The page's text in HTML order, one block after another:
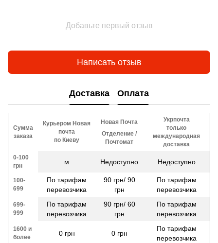
Добавьте первый отзыв
Написать отзыв
Доставка Оплата
Сумма
заказа
Курьером Новая
почта
по Киеву
Новая Почта
Отделение /
Почтомат
Укрпочта
только
международная
доставка
0-100
грн
м Недоступно Недоступно
100-
699
По тарифам
перевозчика
90 грн/ 90
грн
По тарифам
перевозчика
699-
999
По тарифам
перевозчика
90 грн/ 60
грн
По тарифам
перевозчика
1600 и
более
0 грн 0 грн
По тарифам
перевозчика